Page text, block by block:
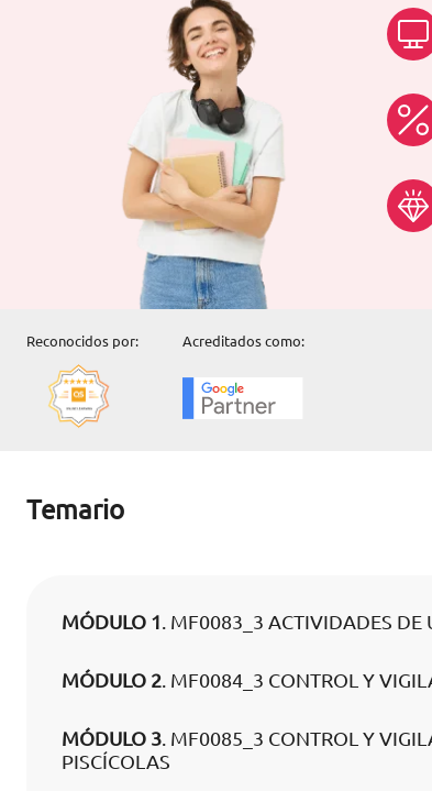
formacion@euroinnova.com
TRABAJA CON NOSOTROS
Reconocidos por: Acreditados como:
Temario
MÓDULO 1. MF0083_3 ACTIVIDADES DE
MÓDULO 2. MF0084_3 CONTROL Y
MÓDULO 3. MF0085_3 CONTROL Y
PISCÍCOLAS